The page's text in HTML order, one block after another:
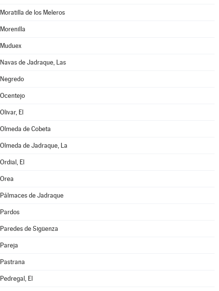
Moratilla de los Meleros
Morenilla
Muduex
Navas de Jadraque, Las
Negredo
Ocentejo
Olivar, El
Olmeda de Cobeta
Olmeda de Jadraque, La
Ordial, El
Orea
Pálmaces de Jadraque
Pardos
Paredes de Sigüenza
Pareja
Pastrana
Pedregal, El